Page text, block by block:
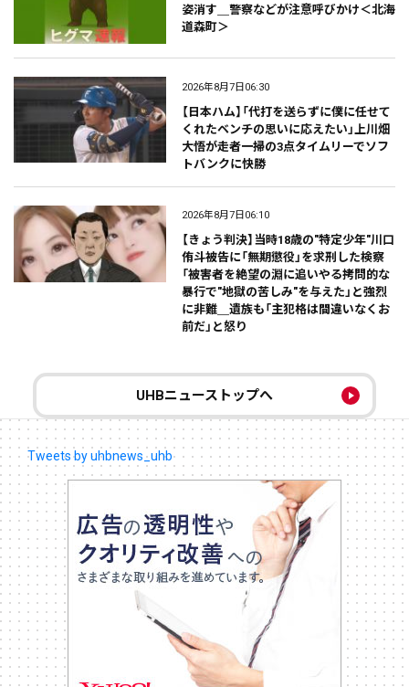
姿消す＿警察などが注意呼びかけ＜北海
道森町＞
2026年8月7日06:30
【日本ハム】「代打を送らずに僕に任せて
くれたベンチの思いに応えたい」上川畑
大悟が走者一掃の3点タイムリーでソフ
トバンクに快勝
2026年8月7日06:10
【きょう判決】当時18歳の"特定少年"川口
侑斗被告に「無期懲役」を求刑した検察
「被害者を絶望の淵に追いやる拷問的な
暴行で"地獄の苦しみ"を与えた」と強烈
に非難＿遺族も「主犯格は間違いなくお
前だ」と怒り
UHBニューストップへ
Tweets by uhbnews_uhb